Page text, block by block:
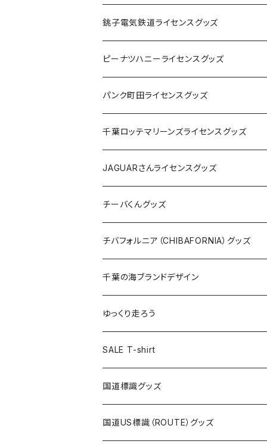
Tシャツ
キャップ
ステッカー
缶バッジ
ホテルキーホルダー
銚子電気鉄道ライセンスグッズ
ステッカー
缶バッジ
アクリルキーホルダー
ホテルキーホルダー
クリアファイル
Tシャツ
キャップ
トートバッグ
ランチバッグ
エコバッグ
ピーナツハニーライセンスグッズ
Tシャツ
キャップ
バッグ
ステッカー
缶バッジ
キーホルダー
クリアファイル
パンク町田ライセンスグッズ
Tシャツ
キャップ
バッグ
ステッカー
缶バッジ
キーホルダー
クリアファイル
千葉ロッテマリーンズライセンスグッズ
ステッカー
ステッカー
ステッカー大
缶バッジ
缶バッジ32mm
缶バッジ54mm
エコバッグ
JAGUARさんコラボグッズ
Tシャツ
ステッカー
サコッシュ
ホテルキーホルダー
モーテルキーホルダー
トートバッグ
JAGUARさんライセンスグッズ
Tシャツ
ステッカー
缶バッジ
クリアファイル
マスク
エコバッグ
千葉ロッテマリーンズコラボ
チーバくんグッズ
Tシャツ
キャップ
エコバッグ
ステッカー
モーテルキーホルダー
ホテルキーホルダー
チバフォルニア（CHIBAFORNIA）グッズ
Tシャツ
キャップ
ステッカー
ホテルキーホルダー
千葉の海ブランドデザイン
Tシャツ
キャップ
ステッカー
ゆっくり走ろう
Tシャツ
ステッカー
ホテルキーホルダー
SALE T-shirt
国道標識グッズ
ステッカー
国道US標識（ROUTE）グッズ